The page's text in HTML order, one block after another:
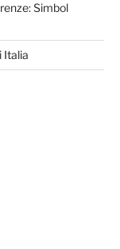
Simbol
Italia